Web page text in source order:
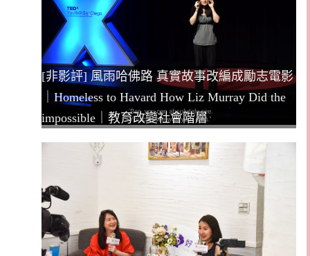
[非影評] 風雨哈佛路 真實故事改編成勵志電影
｜Homeless to Havard How Liz Murray Did the
impossible｜教育改變社會階層